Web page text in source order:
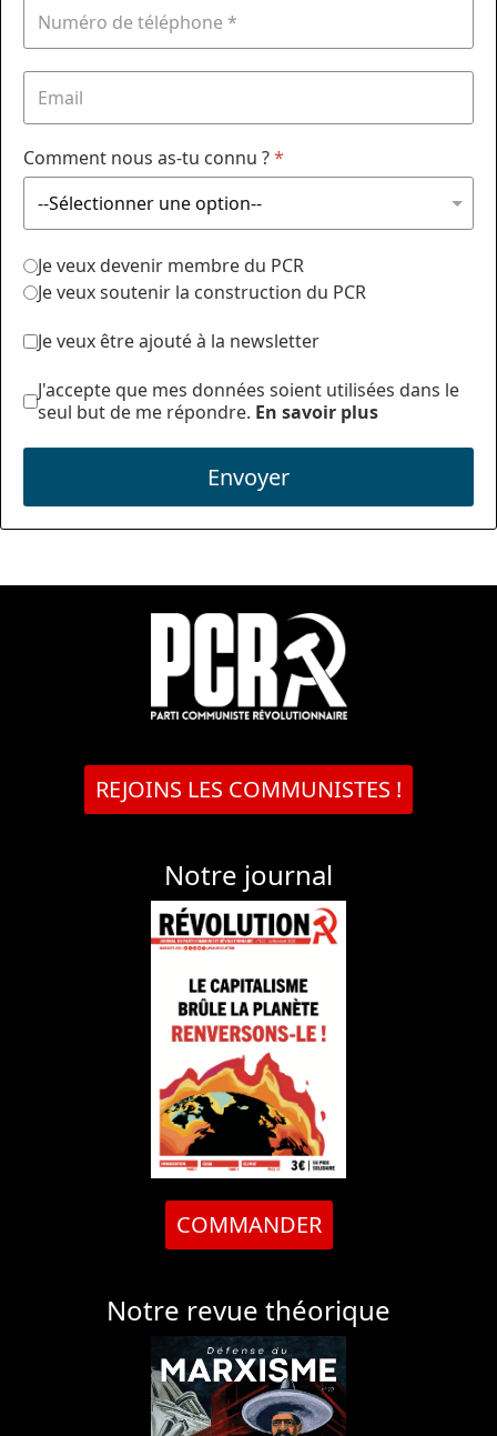
Comment nous as-tu connu ?*
Je veux devenir membre du PCR
Je veux soutenir la construction du PCR
Je veux être ajouté à la newsletter
J'accepte que mes données soient utilisées dans le
seul but de me répondre. En savoir plus
Envoyer
REJOINS LES COMMUNISTES !
Notre journal
COMMANDER
Notre revue théorique